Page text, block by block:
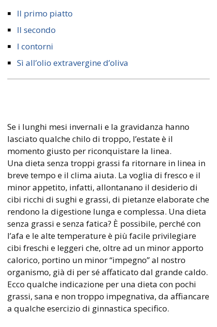
Il primo piatto
Il secondo
I contorni
Sì all’olio extravergine d’oliva
Se i lunghi mesi invernali e la gravidanza hanno
lasciato qualche chilo di troppo, l’estate è il
momento giusto per riconquistare la linea.
Una dieta senza troppi grassi fa ritornare in linea in
breve tempo e il clima aiuta. La voglia di fresco e il
minor appetito, infatti, allontanano il desiderio di
cibi ricchi di sughi e grassi, di pietanze elaborate che
rendono la digestione lunga e complessa. Una dieta
senza grassi e senza fatica? È possibile, perché con
l’afa e le alte temperature è più facile privilegiare
cibi freschi e leggeri che, oltre ad un minor apporto
calorico, portino un minor “impegno” al nostro
organismo, già di per sé affaticato dal grande caldo.
Ecco qualche indicazione per una dieta con pochi
grassi, sana e non troppo impegnativa, da affiancare
a qualche esercizio di ginnastica specifico.